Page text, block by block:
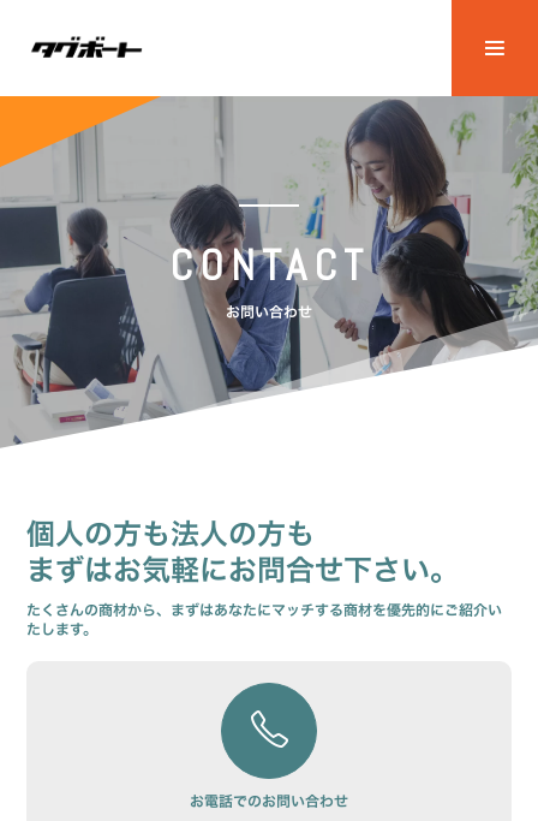
CONTACT
お問い合わせ
個人の方も法人の方も
まずはお気軽にお問合せ下さい。
たくさんの商材から、まずはあなたにマッチする商材を優先的にご紹介い
たします。
お電話でのお問い合わせ